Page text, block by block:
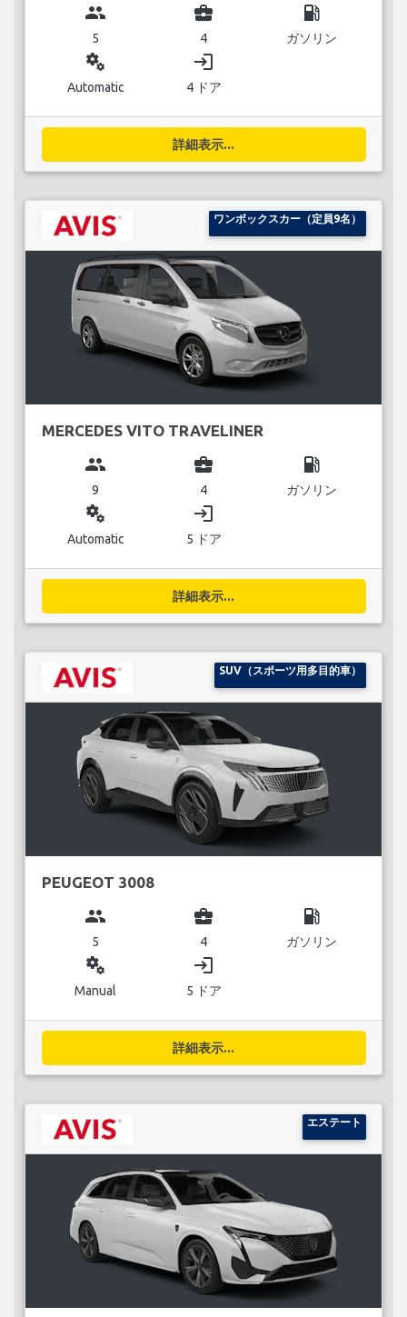
group
5
business_center
4
local_gas_station
ガソリン
miscellaneous_services
Automatic
login
4 ドア
詳細表示...
ワンボックスカー（定員9名）
MERCEDES VITO TRAVELINER
group
9
business_center
4
local_gas_station
ガソリン
miscellaneous_services
Automatic
login
5 ドア
詳細表示...
SUV（スポーツ用多目的車）
PEUGEOT 3008
group
5
business_center
4
local_gas_station
ガソリン
miscellaneous_services
Manual
login
5 ドア
詳細表示...
エステート